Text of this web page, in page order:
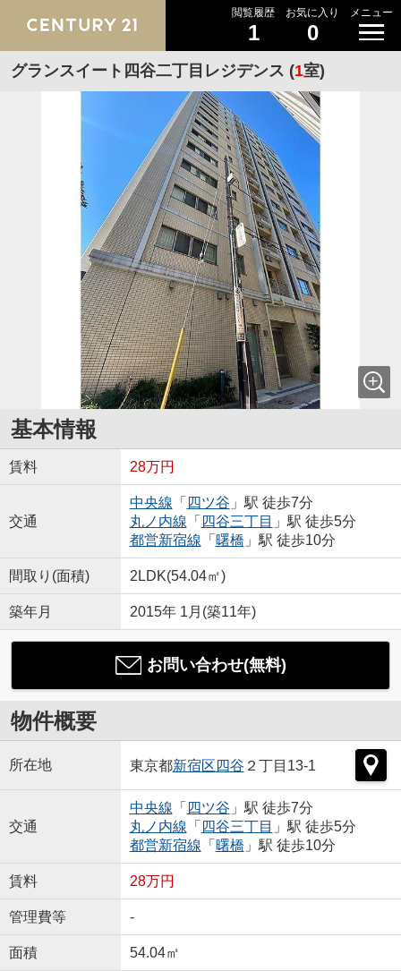
閲覧履歴
1
お気に入り
0
メニュー
グランスイート四谷二丁目レジデンス (1室)
基本情報
賃料 28万円
交通
中央線 「 四ツ谷 」駅 徒歩7分
丸ノ内線 「 四谷三丁目 」駅 徒歩5分
都営新宿線 「 曙橋 」駅 徒歩10分
間取り(面積) 2LDK(54.04㎡)
築年月 2015年 1月(築11年)
お問い合わせ(無料)
物件概要
所在地 東京都新宿区 四谷 ２丁目13-1
交通
中央線 「 四ツ谷 」駅 徒歩7分
丸ノ内線 「 四谷三丁目 」駅 徒歩5分
都営新宿線 「 曙橋 」駅 徒歩10分
賃料 28万円
管理費等 -
面積 54.04㎡